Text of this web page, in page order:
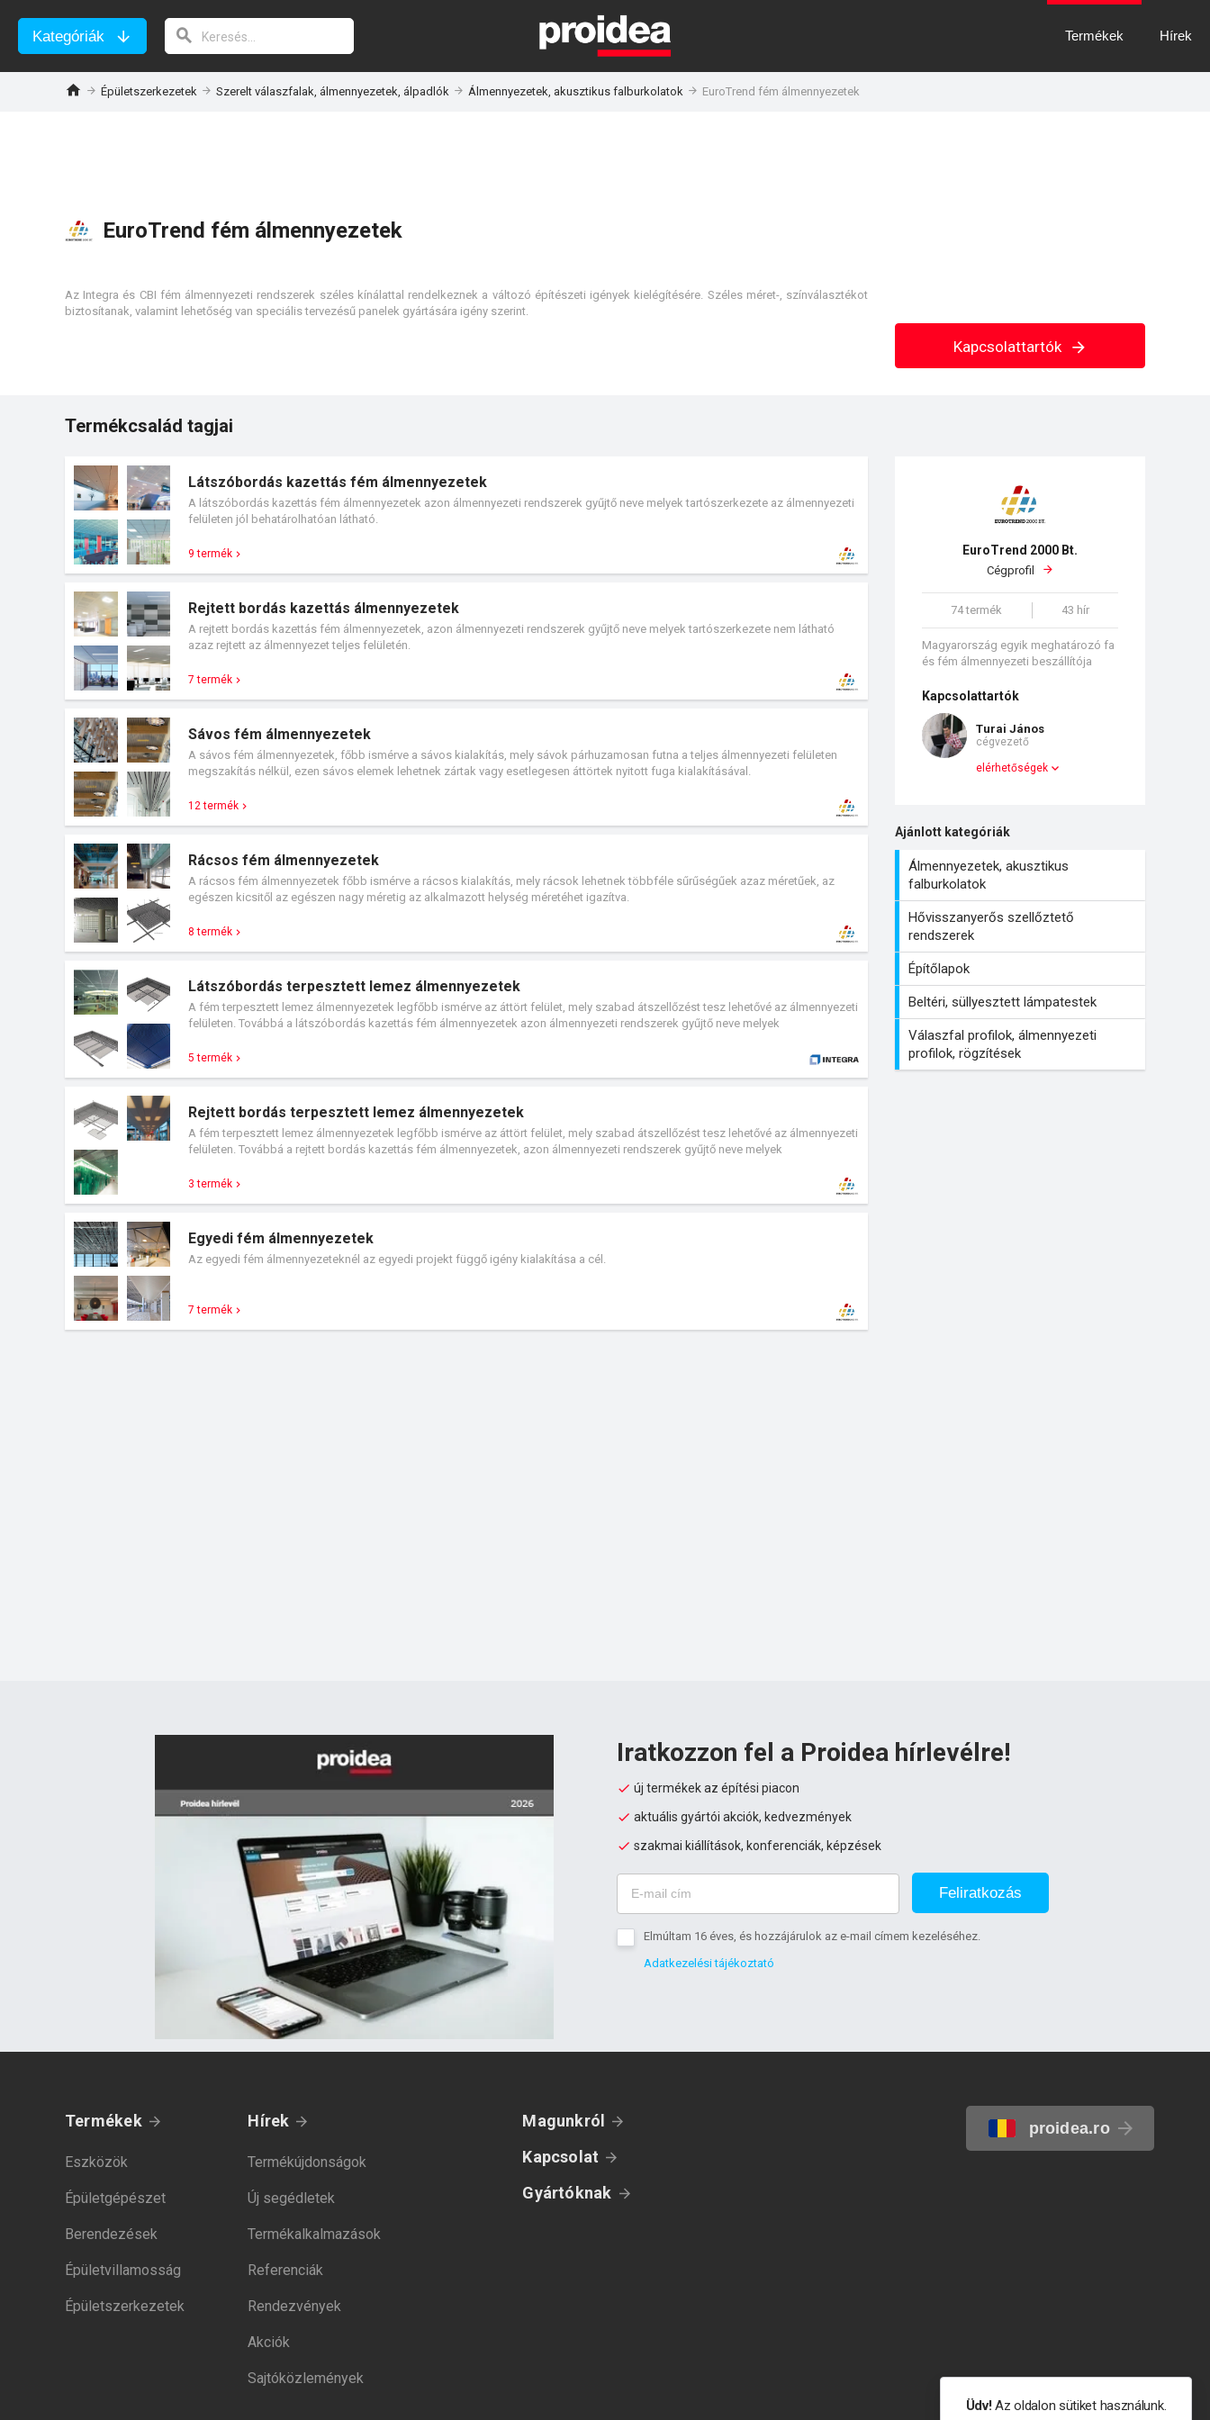
Kategóriák Termékek Hírek
Épületszerkezetek Szerelt válaszfalak, álmennyezetek, álpadlók Álmennyezetek, akusztikus falburkolatok EuroTrend fém álmennyezetek
EuroTrend fém álmennyezetek
Az Integra és CBI fém álmennyezeti rendszerek széles kínálattal rendelkeznek a változó építészeti igények kielégítésére. Széles méret-, színválasztékot
biztosítanak, valamint lehetőség van speciális tervezésű panelek gyártására igény szerint.
Kapcsolattartók
EuroTrend 2000 Bt.
Cégprofil
74 termék 43 hír
Magyarország egyik meghatározó fa
és fém álmennyezeti beszállítója
Kapcsolattartók
Turai János
cégvezető
elérhetőségek
Ajánlott kategóriák
Álmennyezetek, akusztikus
falburkolatok
Hővisszanyerős szellőztető
rendszerek
Építőlapok
Beltéri, süllyesztett lámpatestek
Válaszfal profilok, álmennyezeti
profilok, rögzítések
Termékcsalád tagjai
Látszóbordás kazettás fém álmennyezetek
A látszóbordás kazettás fém álmennyezetek azon álmennyezeti rendszerek gyűjtő neve melyek tartószerkezete az álmennyezeti
felületen jól behatárolhatóan látható.
9 termék
Rejtett bordás kazettás álmennyezetek
A rejtett bordás kazettás fém álmennyezetek, azon álmennyezeti rendszerek gyűjtő neve melyek tartószerkezete nem látható
azaz rejtett az álmennyezet teljes felületén.
7 termék
Sávos fém álmennyezetek
A sávos fém álmennyezetek, főbb ismérve a sávos kialakítás, mely sávok párhuzamosan futna a teljes álmennyezeti felületen
megszakítás nélkül, ezen sávos elemek lehetnek zártak vagy esetlegesen áttörtek nyitott fuga kialakításával.
12 termék
Rácsos fém álmennyezetek
A rácsos fém álmennyezetek főbb ismérve a rácsos kialakítás, mely rácsok lehetnek többféle sűrűségűek azaz méretűek, az
egészen kicsitől az egészen nagy méretig az alkalmazott helység méretéhet igazítva.
8 termék
Látszóbordás terpesztett lemez álmennyezetek
A fém terpesztett lemez álmennyezetek legfőbb ismérve az áttört felület, mely szabad átszellőzést tesz lehetővé az álmennyezeti
felületen. Továbbá a látszóbordás kazettás fém álmennyezetek azon álmennyezeti rendszerek gyűjtő neve melyek
5 termék
Rejtett bordás terpesztett lemez álmennyezetek
A fém terpesztett lemez álmennyezetek legfőbb ismérve az áttört felület, mely szabad átszellőzést tesz lehetővé az álmennyezeti
felületen. Továbbá a rejtett bordás kazettás fém álmennyezetek, azon álmennyezeti rendszerek gyűjtő neve melyek
egyes rejtett bordás álmennyezeti rendszereinket.
3 termék
Egyedi fém álmennyezetek
Az egyedi fém álmennyezeteknél az egyedi projekt függő igény kialakítása a cél.
7 termék
Iratkozzon fel a Proidea hírlevélre!
új termékek az építési piacon
aktuális gyártói akciók, kedvezmények
szakmai kiállítások, konferenciák, képzések
Feliratkozás
Elmúltam 16 éves, és hozzájárulok az e-mail címem kezeléséhez.
Adatkezelési tájékoztató
Termékek
Eszközök
Épületgépészet
Berendezések
Épületvillamosság
Épületszerkezetek
Hírek
Termékújdonságok
Új segédletek
Termékalkalmazások
Referenciák
Rendezvények
Akciók
Sajtóközlemények
Magunkról
Kapcsolat
Gyártóknak
proidea.ro
Üdv!Az oldalon sütiket használunk.